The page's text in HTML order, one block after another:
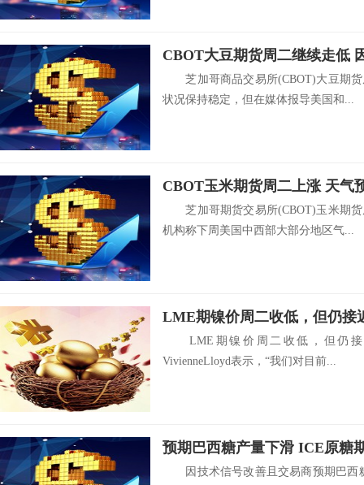
芝加哥商品交易所(CBOT)大豆期货
状况保持稳定，但在媒体报导美国和...
CBOT玉米期货周二上涨 天气
芝加哥期货交易所(CBOT)玉米期货
机构称下周美国中西部大部分地区气...
LME期镍价周二收低，但仍接
LME期镍价周二收低，但仍接
VivienneLloyd表示，“我们对目前...
因技术信号改善且交易商预期巴西